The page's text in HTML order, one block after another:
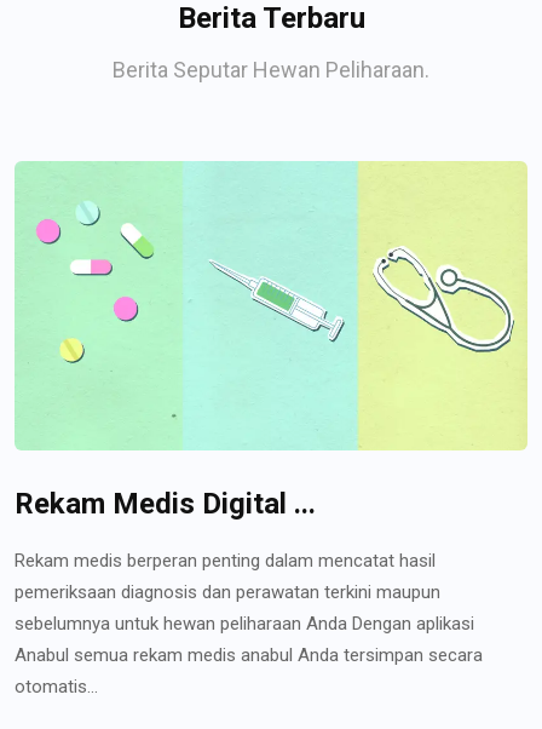
Berita Terbaru
Berita Seputar Hewan Peliharaan.
Rekam Medis Digital ...
Rekam medis berperan penting dalam mencatat hasil
pemeriksaan diagnosis dan perawatan terkini maupun
sebelumnya untuk hewan peliharaan Anda Dengan aplikasi
Anabul semua rekam medis anabul Anda tersimpan secara
otomatis...